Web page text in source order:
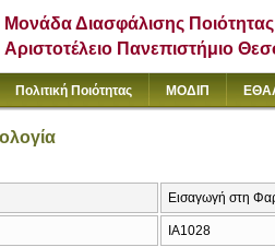
Μονάδα Διασφάλισης Ποιότητας
Αριστοτέλειο Πανεπιστήμιο
Πολιτική Ποιότητας ΜΟΔΙΠ
Εισαγωγή στη
ΙΑ1028